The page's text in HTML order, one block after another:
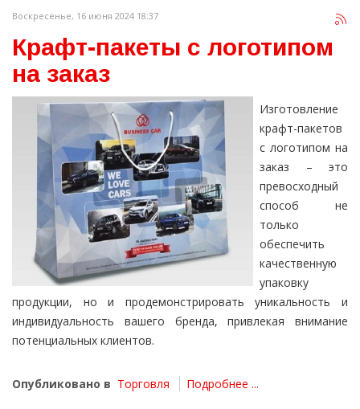
Воскресенье, 16 июня 2024 18:37
Крафт-пакеты с логотипом
на заказ
Изготовление
крафт-пакетов
с логотипом на
заказ – это
превосходный
способ не
только
обеспечить
качественную
упаковку
продукции, но и продемонстрировать уникальность и
индивидуальность вашего бренда, привлекая внимание
потенциальных клиентов.
Опубликовано в Торговля Подробнее ...